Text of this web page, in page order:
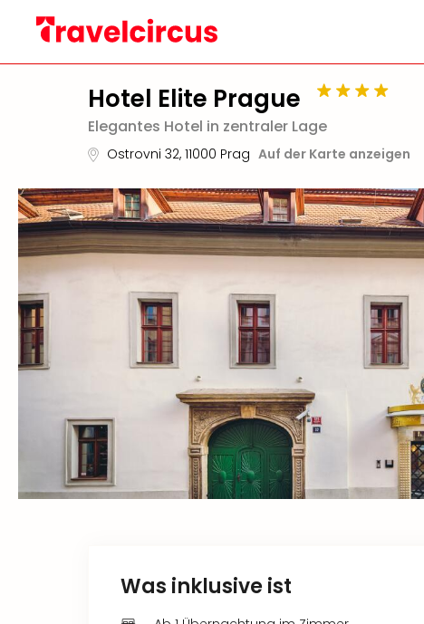
Hotel Elite Prague
Elegantes Hotel in zentraler Lage
Ostrovni 32, 11000 Prag Auf der Karte anzeigen
Was inklusive ist